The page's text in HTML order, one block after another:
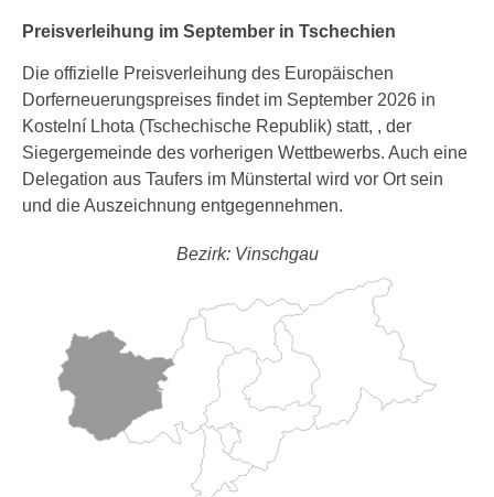
Preisverleihung im September in Tschechien
Die offizielle Preisverleihung des Europäischen
Dorferneuerungspreises findet im September 2026 in
Kostelní Lhota (Tschechische Republik) statt, , der
Siegergemeinde des vorherigen Wettbewerbs. Auch eine
Delegation aus Taufers im Münstertal wird vor Ort sein
und die Auszeichnung entgegennehmen.
Bezirk: Vinschgau